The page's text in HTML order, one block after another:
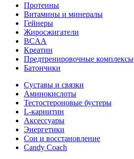
Протеины
Витамины и минералы
Гейнеры
Жиросжигатели
BCAA
Креатин
Предтренировочные комплексы
Батончики
Суставы и связки
Аминокислоты
Тестостероновые бустеры
L-карнитин
Аксессуары
Энергетики
Сон и восстановление
Candy Coach